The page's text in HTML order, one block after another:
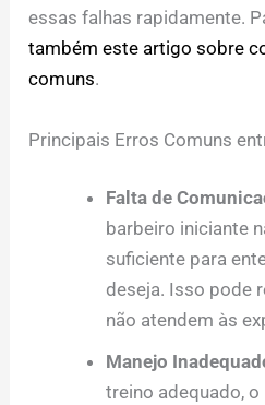
essas falhas rapidamente.
também este artigo sobre
comuns.
Principais Erros Comuns
Falta de
barbeiro iniciante
suficiente para
deseja. Isso pode
não atendem às
Manejo
treino adequado,